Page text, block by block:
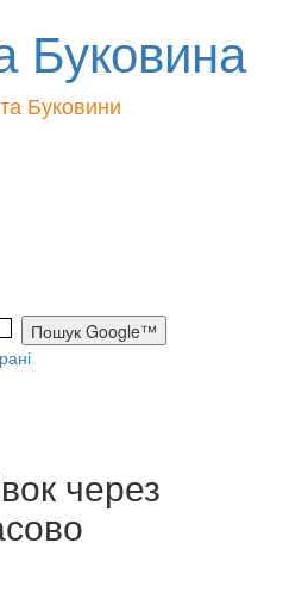
Буковина
Буковини
через